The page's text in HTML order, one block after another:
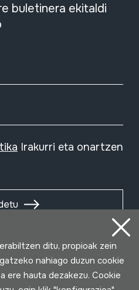
buletinera ekitaldi
Irakurri eta onartzen
ditu, propioak zein
nahiago duzun cookie
ere hauta dezakezu. Cookie